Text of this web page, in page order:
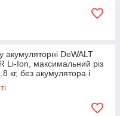
акумуляторні DeWALT
Li-Ion, максимальний різ
кг, без акумулятора і